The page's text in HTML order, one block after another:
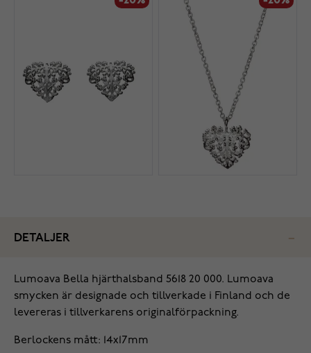
DETALJER
Lumoava Bella hjärthalsband 5618 20 000. Lumoava
smycken är designade och tillverkade i Finland och de
levereras i tillverkarens originalförpackning.
Berlockens mått: 14x17mm